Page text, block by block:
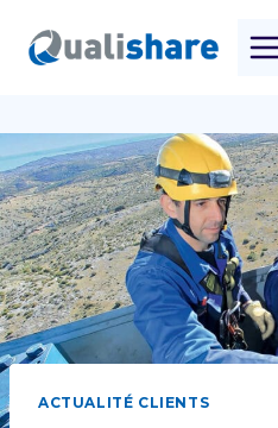
contenu
ACTUALITÉ CLIENTS